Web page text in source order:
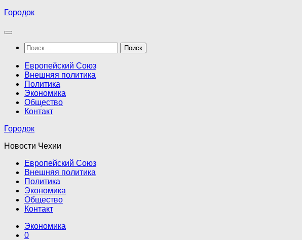
Перейти
содержимому
Городок
Найти:
Европейский Союз
Внешняя политика
Политика
Экономика
Общество
Контакт
Городок
Новости Чехии
Европейский Союз
Внешняя политика
Политика
Экономика
Общество
Контакт
Экономика
0